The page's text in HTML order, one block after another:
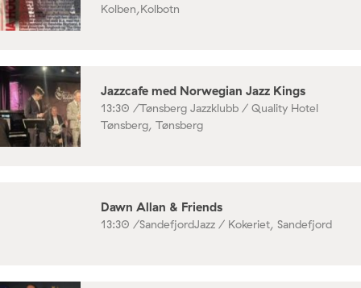
Kolben,Kolbotn
Jazzcafe med Norwegian Jazz Kings
13:30 /Tønsberg Jazzklubb / Quality Hotel
Tønsberg, Tønsberg
Dawn Allan & Friends
13:30 /SandefjordJazz / Kokeriet, Sandefjord